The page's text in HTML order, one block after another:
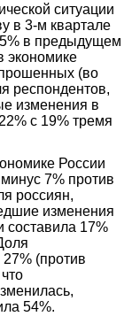
ситуации
в 3-м квартале
в предыдущем
экономике
(во
респондентов,
изменения в
с 19% тремя
России
7% против
россиян,
изменения
составила 17%
(против
54%.